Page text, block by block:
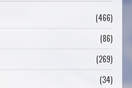
TÜRKİYE ŞAMPİYONASI GÖREVLİ
(466)
(86)
(269)
(34)